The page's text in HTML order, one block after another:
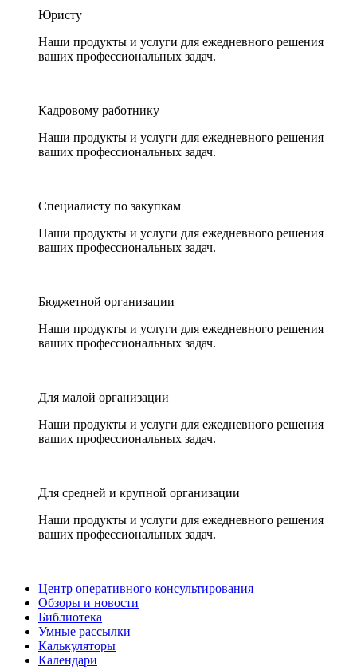
Юристу
Наши продукты и услуги для ежедневного решения
ваших профессиональных задач.
Кадровому работнику
Наши продукты и услуги для ежедневного решения
ваших профессиональных задач.
Специалисту по закупкам
Наши продукты и услуги для ежедневного решения
ваших профессиональных задач.
Бюджетной организации
Наши продукты и услуги для ежедневного решения
ваших профессиональных задач.
Для малой организации
Наши продукты и услуги для ежедневного решения
ваших профессиональных задач.
Для средней и крупной организации
Наши продукты и услуги для ежедневного решения
ваших профессиональных задач.
Центр оперативного консультирования
Обзоры и новости
Библиотека
Умные рассылки
Калькуляторы
Календари